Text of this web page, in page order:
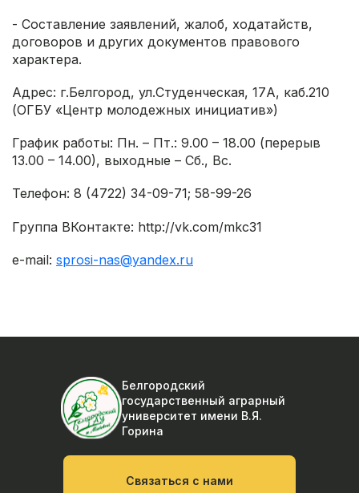
- Составление заявлений, жалоб, ходатайств,
договоров и других документов правового
характера.
Адрес: г.Белгород, ул.Студенческая, 17А, каб.210
(ОГБУ «Центр молодежных инициатив»)
График работы: Пн. – Пт.: 9.00 – 18.00 (перерыв
13.00 – 14.00), выходные – Сб., Вс.
Телефон: 8 (4722) 34-09-71; 58-99-26
Группа ВКонтакте: http://vk.com/mkc31
e-mail: sprosi-nas@yandex.ru
Белгородский
государственный аграрный
университет имени В.Я.
Горина
Связаться с нами